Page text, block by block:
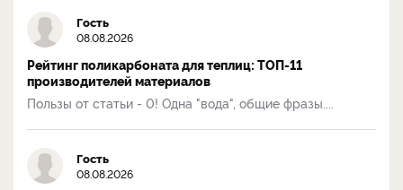
Гость
08.08.2026
Рейтинг поликарбоната для теплиц: ТОП-11
производителей материалов
Пользы от статьи - 0! Одна "вода", общие фразы....
Гость
08.08.2026